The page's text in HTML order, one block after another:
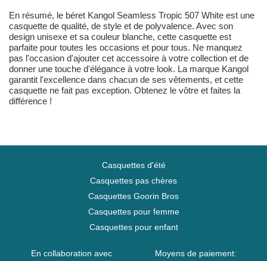
En résumé, le béret Kangol Seamless Tropic 507 White est une
casquette de qualité, de style et de polyvalence. Avec son
design unisexe et sa couleur blanche, cette casquette est
parfaite pour toutes les occasions et pour tous. Ne manquez
pas l'occasion d'ajouter cet accessoire à votre collection et de
donner une touche d'élégance à votre look. La marque Kangol
garantit l'excellence dans chacun de ses vêtements, et cette
casquette ne fait pas exception. Obtenez le vôtre et faites la
différence !
Casquettes d'été
Casquettes pas chères
Casquettes Goorin Bros
Casquettes pour femme
Casquettes pour enfant
En collaboration avec
Moyens de paiement: